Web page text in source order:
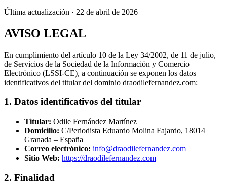
Última actualización · 22 de abril de 2026
AVISO LEGAL
En cumplimiento del artículo 10 de la Ley 34/2002, de 11 de julio,
de Servicios de la Sociedad de la Información y Comercio
Electrónico (LSSI-CE), a continuación se exponen los datos
identificativos del titular del dominio draodilefernandez.com:
1. Datos identificativos del titular
Titular: Odile Fernández Martínez
Domicilio: C/Periodista Eduardo Molina Fajardo, 18014
Granada – España
Correo electrónico: info@draodilefernandez.com
Sitio Web: https://draodilefernandez.com
2. Finalidad